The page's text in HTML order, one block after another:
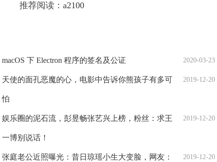
推荐阅读：a2100
2020-03-23
macOS 下 Electron 程序的签名及公证
2019-12-20
天使的面孔恶魔的心，电影中告诉你熊孩子有多可
怕
2019-12-20
娱乐圈的泥石流，彭昱畅张艺兴上榜，粉丝：求王
一博别说话！
2019-12-20
张庭老公近照曝光：昔日琼瑶小生大变脸，网友：